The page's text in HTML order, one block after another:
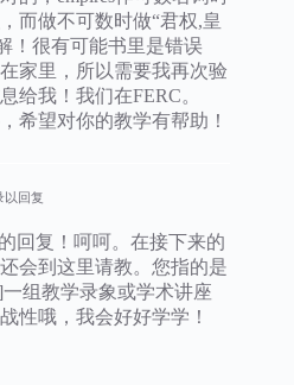
而做不可数时做“君权,皇
！很有可能书里是错误
家里，所以需要我再次验
给我！我们在FERC。
希望对你的教学有帮助！
以回复
回复！呵呵。在接下来的
会到这里请教。您指的是
组教学录象或学术讲座
性哦，我会好好学学！